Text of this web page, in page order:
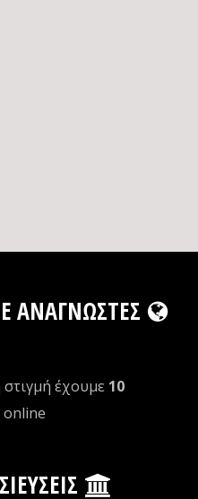
ΑΝΑΓΝΏΣΤΕΣ
έχουμε 10
οnline